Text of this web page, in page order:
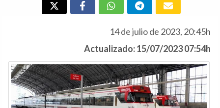
14 de julio de 2023, 20:45h
Actualizado: 15/07/2023 07:54h